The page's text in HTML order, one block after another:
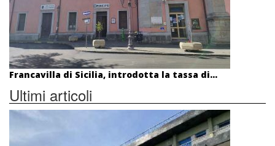
Francavilla di Sicilia, introdotta la tassa di...
Ultimi articoli